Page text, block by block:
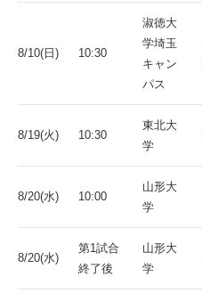
8/10(日) 10:30
淑徳大
学埼玉
キャン
パス
8/19(火) 10:30
東北大
学
8/20(水) 10:00
山形大
学
8/20(水)
第1試合
終了後
山形大
学